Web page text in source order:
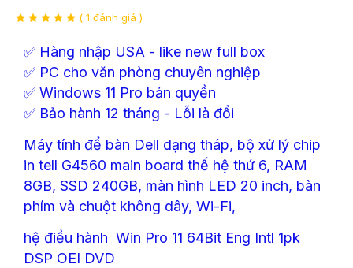
( 1 đánh giá )
✅ Hàng nhập USA - like new full box
✅ PC cho văn phòng chuyên nghiệp
✅ Windows 11 Pro bản quyền
✅ Bảo hành 12 tháng - Lỗi là đổi
Máy tính để bàn Dell dạng tháp, bộ xử lý chip
in tell G4560 main board thế hệ thứ 6, RAM
8GB, SSD 240GB, màn hình LED 20 inch, bàn
phím và chuột không dây, Wi-Fi,
hệ điều hành Win Pro 11 64Bit Eng Intl 1pk
DSP OEI DVD